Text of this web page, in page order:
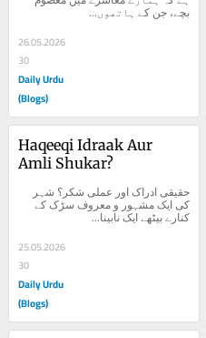
بچے، جن کے ہاتھوں...
26.05.2026
30
Daily Urdu
(Blogs)
Haqeeqi Idraak Aur
Amli Shukar?
کی ایک مشہور و معروف سڑک کے
کنارے بیٹھے ایک نابینا...
25.05.2026
30
Daily Urdu
(Blogs)